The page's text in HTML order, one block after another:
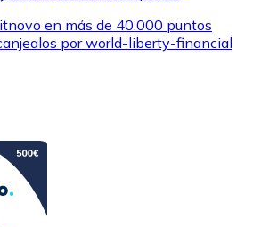
en más de 40.000 puntos
por world-liberty-financial